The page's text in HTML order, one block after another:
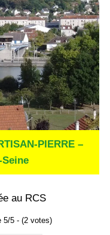
PIERRE –
au RCS
5/5 - (2 votes)